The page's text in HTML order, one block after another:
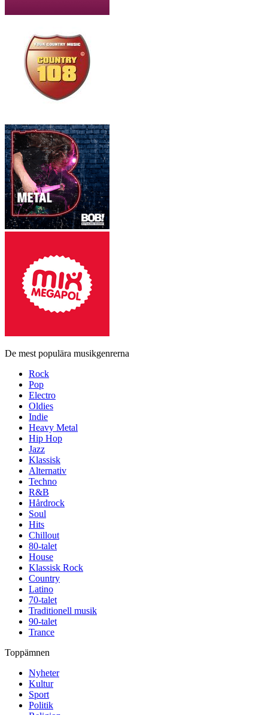
De mest populära musikgenrerna
Rock
Pop
Electro
Oldies
Indie
Heavy Metal
Hip Hop
Jazz
Klassisk
Alternativ
Techno
R&B
Hårdrock
Soul
Hits
Chillout
80-talet
House
Klassisk Rock
Country
Latino
70-talet
Traditionell musik
90-talet
Trance
Toppämnen
Nyheter
Kultur
Sport
Politik